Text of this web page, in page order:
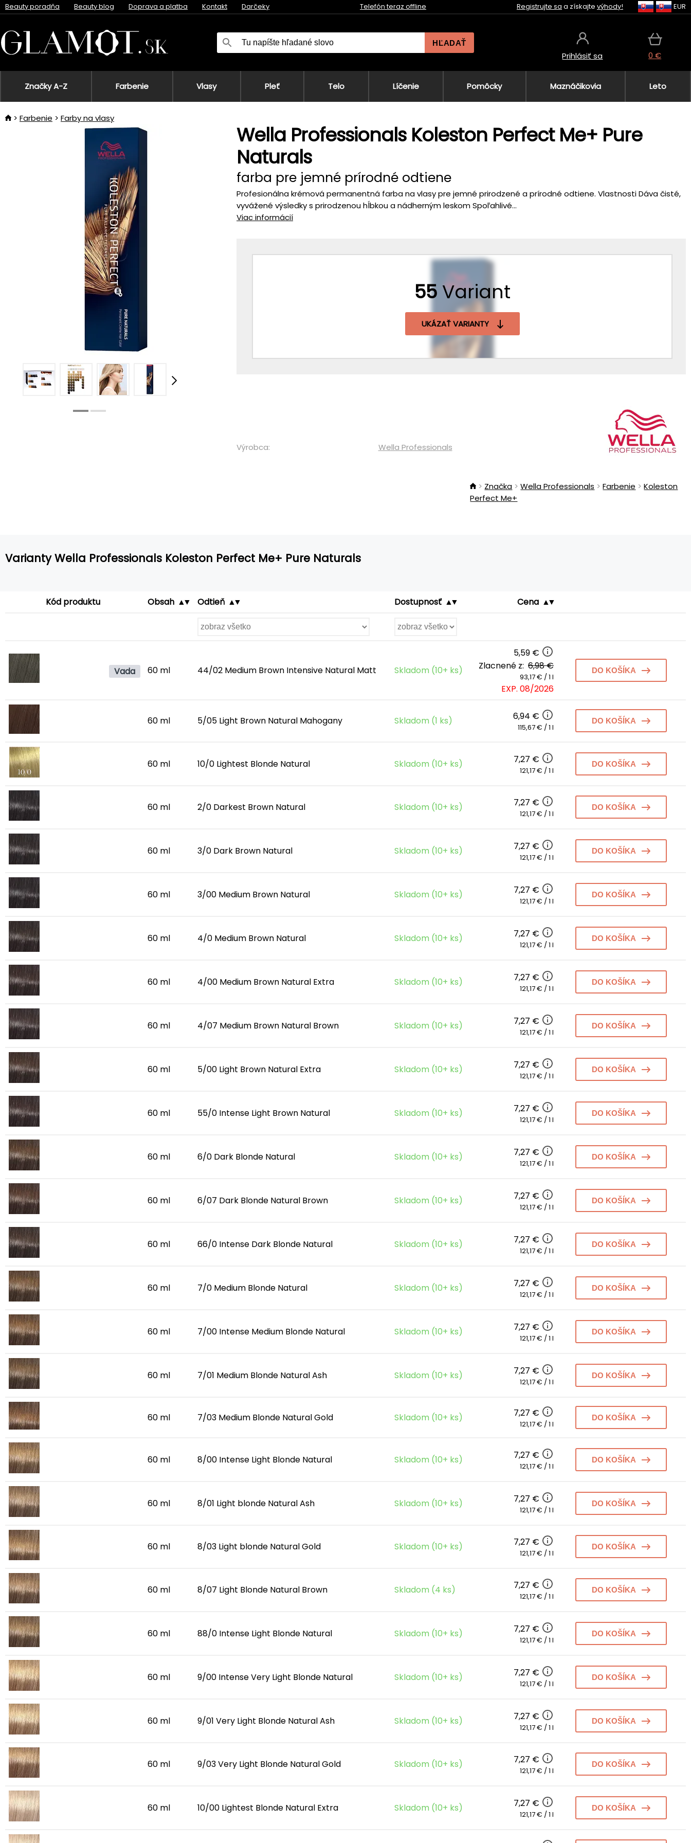
Beauty poradňa Beauty blog Doprava a platba Kontakt Darčeky Telefón teraz offline Registrujte sa a získajte výhody! EUR
HĽADAŤ
Prihlásiť sa 0 €
Značky A-Z Farbenie Vlasy Pleť Telo Líčenie Pomôcky Maznáčikovia Leto
Farbenie Farby na vlasy
Wella Professionals Koleston Perfect Me+ Pure
Naturals
farba pre jemné prírodné odtiene
Profesionálna krémová permanentná farba na vlasy pre jemné prirodzené a prírodné odtiene. Vlastnosti Dáva čisté,
vyvážené výsledky s prirodzenou hĺbkou a nádherným leskom Spoľahlivé...
Viac informácií
55 Variant
UKÁZAŤ VARIANTY
Výrobca: Wella Professionals
Značka Wella Professionals Farbenie
Koleston
Perfect Me+
Varianty Wella Professionals Koleston Perfect Me+ Pure Naturals
Kód produktu Obsah Odtieň Dostupnosť Cena
Vada 60 ml 44/02 Medium Brown Intensive Natural Matt Skladom (10+ ks)
5,59 €
Zlacnené z: 6,98 €
93,17 € / 1 l
EXP. 08/2026
DO KOŠÍKA
60 ml 5/05 Light Brown Natural Mahogany Skladom (1 ks) 6,94 €
115,67 € / 1 l
DO KOŠÍKA
60 ml 10/0 Lightest Blonde Natural Skladom (10+ ks) 7,27 €
121,17 € / 1 l
DO KOŠÍKA
60 ml 2/0 Darkest Brown Natural Skladom (10+ ks) 7,27 €
121,17 € / 1 l
DO KOŠÍKA
60 ml 3/0 Dark Brown Natural Skladom (10+ ks) 7,27 €
121,17 € / 1 l
DO KOŠÍKA
60 ml 3/00 Medium Brown Natural Skladom (10+ ks) 7,27 €
121,17 € / 1 l
DO KOŠÍKA
60 ml 4/0 Medium Brown Natural Skladom (10+ ks) 7,27 €
121,17 € / 1 l
DO KOŠÍKA
60 ml 4/00 Medium Brown Natural Extra Skladom (10+ ks) 7,27 €
121,17 € / 1 l
DO KOŠÍKA
60 ml 4/07 Medium Brown Natural Brown Skladom (10+ ks) 7,27 €
121,17 € / 1 l
DO KOŠÍKA
60 ml 5/00 Light Brown Natural Extra Skladom (10+ ks) 7,27 €
121,17 € / 1 l
DO KOŠÍKA
60 ml 55/0 Intense Light Brown Natural Skladom (10+ ks) 7,27 €
121,17 € / 1 l
DO KOŠÍKA
60 ml 6/0 Dark Blonde Natural Skladom (10+ ks) 7,27 €
121,17 € / 1 l
DO KOŠÍKA
60 ml 6/07 Dark Blonde Natural Brown Skladom (10+ ks) 7,27 €
121,17 € / 1 l
DO KOŠÍKA
60 ml 66/0 Intense Dark Blonde Natural Skladom (10+ ks) 7,27 €
121,17 € / 1 l
DO KOŠÍKA
60 ml 7/0 Medium Blonde Natural Skladom (10+ ks) 7,27 €
121,17 € / 1 l
DO KOŠÍKA
60 ml 7/00 Intense Medium Blonde Natural Skladom (10+ ks) 7,27 €
121,17 € / 1 l
DO KOŠÍKA
60 ml 7/01 Medium Blonde Natural Ash Skladom (10+ ks) 7,27 €
121,17 € / 1 l
DO KOŠÍKA
60 ml 7/03 Medium Blonde Natural Gold Skladom (10+ ks) 7,27 €
121,17 € / 1 l
DO KOŠÍKA
60 ml 8/00 Intense Light Blonde Natural Skladom (10+ ks) 7,27 €
121,17 € / 1 l
DO KOŠÍKA
60 ml 8/01 Light blonde Natural Ash Skladom (10+ ks) 7,27 €
121,17 € / 1 l
DO KOŠÍKA
60 ml 8/03 Light blonde Natural Gold Skladom (10+ ks) 7,27 €
121,17 € / 1 l
DO KOŠÍKA
60 ml 8/07 Light Blonde Natural Brown Skladom (4 ks) 7,27 €
121,17 € / 1 l
DO KOŠÍKA
60 ml 88/0 Intense Light Blonde Natural Skladom (10+ ks) 7,27 €
121,17 € / 1 l
DO KOŠÍKA
60 ml 9/00 Intense Very Light Blonde Natural Skladom (10+ ks) 7,27 €
121,17 € / 1 l
DO KOŠÍKA
60 ml 9/01 Very Light Blonde Natural Ash Skladom (10+ ks) 7,27 €
121,17 € / 1 l
DO KOŠÍKA
60 ml 9/03 Very Light Blonde Natural Gold Skladom (10+ ks) 7,27 €
121,17 € / 1 l
DO KOŠÍKA
60 ml 10/00 Lightest Blonde Natural Extra Skladom (10+ ks) 7,27 €
121,17 € / 1 l
DO KOŠÍKA